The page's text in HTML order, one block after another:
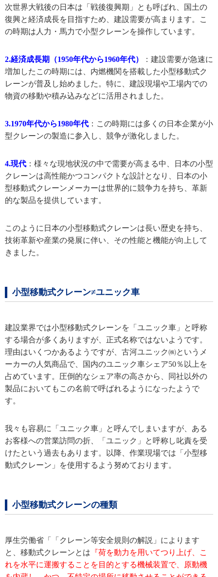
次世界大戦後の日本は「戦後復興期」とも呼ばれ、国土の
復興と経済成長を目指すため、建設需要が高まります。こ
の時期は人力・馬力で小型クレーンを操作しています。
2.経済成長期（1950年代から1960年代） ： 建設需要が急速に
増加したこの時期には、内燃機関を搭載した小型移動式ク
レーンが普及し始めました。特に、建設現場や工場内での
物資の移動や積み込みなどに活用されました。
3.1970年代から1980年代 ：この時期には多くの日本企業が小
型クレーンの製造に参入し、競争が激化しました。
4.現代 ：様々な現地状況の中で需要が高まる中、日本の小型
クレーンは高性能かつコンパクトな設計となり、日本の小
型移動式クレーンメーカーは世界的に競争力を持ち、革新
的な製品を提供しています。
このように日本の小型移動式クレーンは長い歴史を持ち、
技術革新や産業の発展に伴い、その性能と機能が向上して
きました。
小型移動式クレーン≠ユニック車
建設業界では小型移動式クレーンを「ユニック車」と呼称
する場合が多くありますが、正式名称ではないようです。
理由はいくつかあるようですが、古河ユニック㈱というメ
ーカーの人気商品で、
国内のユニック車シェア50％以上を
占めています。圧倒的なシェア率の高さから、同社以外の
製品においてもこの名前で呼ばれるようになったようで
す。
我々も容易に「ユニック車」と呼んでしまいますが、ある
お客様への営業訪問の折、「ユニック」と呼称し叱責を受
けたという過去もあります。以降、作業現場では「小型移
動式クレーン」を使用するよう努めております。
小型移動式クレーンの種類
厚生労働省「「クレーン等安全規則の解説」によります
と、移動式クレーンとは 『荷を動力を用いてつり上げ、こ
れを水平に運搬することを目的とする機械装置で、原動機